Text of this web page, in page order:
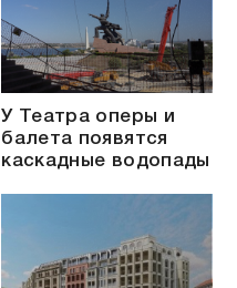
У Театра оперы и
балета появятся
каскадные водопады